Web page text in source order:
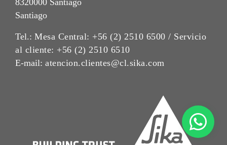
8320000 Santiago
Santiago
Tel.: Mesa Central: +56 (2) 2510 6500 / Servicio
al cliente: +56 (2) 2510 6510
E-mail: atencion.clientes@cl.sika.com